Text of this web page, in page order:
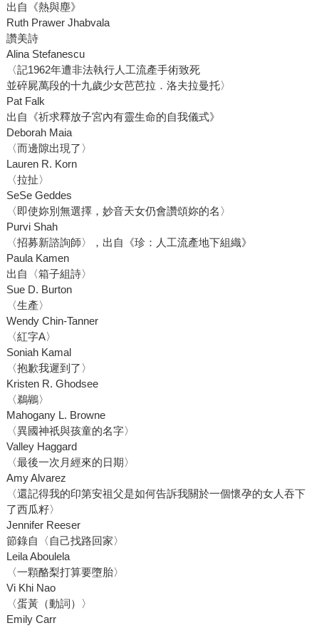
出自《熱與塵》
Ruth Prawer Jhabvala
讚美詩
Alina Stefanescu
〈記1962年遭非法執行人工流產手術致死
並碎屍萬段的十九歲少女芭芭拉．洛夫拉曼托〉
Pat Falk
出自《祈求釋放子宮內有靈生命的自我儀式》
Deborah Maia
〈而邊隙出現了〉
Lauren R. Korn
〈拉扯〉
SeSe Geddes
〈即使妳別無選擇，妙音天女仍會讚頌妳的名〉
Purvi Shah
〈招募新諮詢師〉，出自《珍：人工流產地下組織》
Paula Kamen
出自〈箱子組詩〉
Sue D. Burton
〈生產〉
Wendy Chin-Tanner
〈紅字A〉
Soniah Kamal
〈抱歉我遲到了〉
Kristen R. Ghodsee
〈鵜鶘〉
Mahogany L. Browne
〈異國神祇與孩童的名字〉
Valley Haggard
〈最後一次月經來的日期〉
Amy Alvarez
〈還記得我的印第安祖父是如何告訴我關於一個懷孕的女人吞下
了西瓜籽〉
Jennifer Reeser
節錄自〈自己找路回家〉
Leila Aboulela
〈一顆酪梨打算要墮胎〉
Vi Khi Nao
〈蛋黃（動詞）〉
Emily Carr